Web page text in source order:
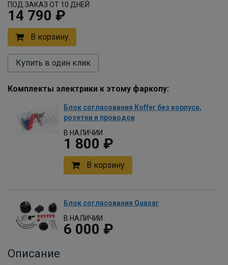
ПОД ЗАКАЗ ОТ 10 ДНЕЙ
14 790 ₽
В корзину
Купить в один клик
Комплекты электрики к этому фаркопу:
Блок согласования Koffer без корпуса,
розетки и проводов
В НАЛИЧИИ
1 800 ₽
В корзину
Блок согласования Quasar
В НАЛИЧИИ
6 000 ₽
Описание